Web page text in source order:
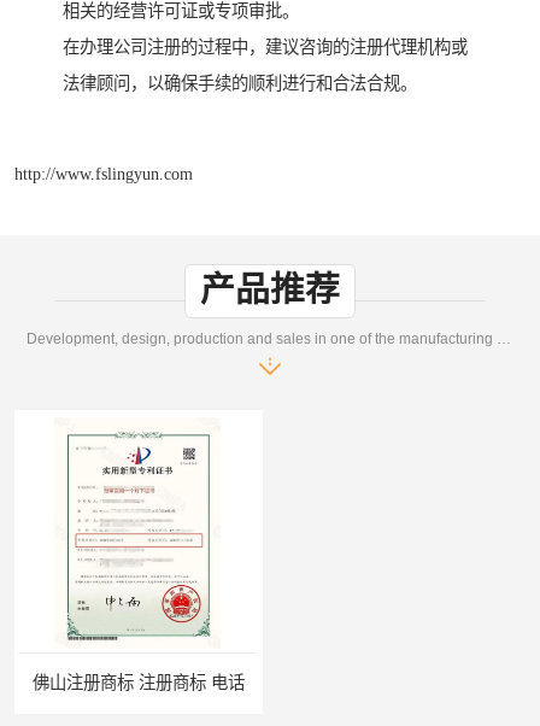
相关的经营许可证或专项审批。
在办理公司注册的过程中，建议咨询的注册代理机构或
法律顾问，以确保手续的顺利进行和合法合规。
http://www.fslingyun.com
产品推荐
标 电话